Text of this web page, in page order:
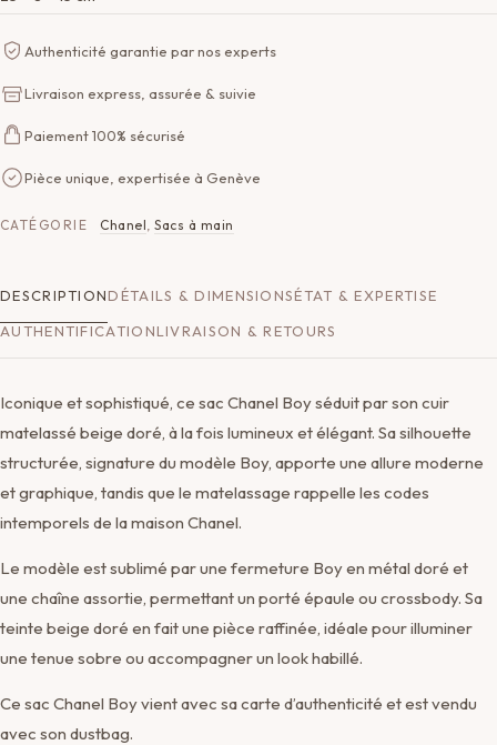
Authenticité garantie par nos experts
Livraison express, assurée & suivie
Paiement 100% sécurisé
Pièce unique, expertisée à Genève
CATÉGORIE Chanel,Sacs à main
DESCRIPTIONDÉTAILS & DIMENSIONSÉTAT & EXPERTISE
AUTHENTIFICATIONLIVRAISON & RETOURS
Iconique et sophistiqué, ce sac Chanel Boy séduit par son cuir
matelassé beige doré, à la fois lumineux et élégant. Sa silhouette
structurée, signature du modèle Boy, apporte une allure moderne
et graphique, tandis que le matelassage rappelle les codes
intemporels de la maison Chanel.
Le modèle est sublimé par une fermeture Boy en métal doré et
une chaîne assortie, permettant un porté épaule ou crossbody. Sa
teinte beige doré en fait une pièce raffinée, idéale pour illuminer
une tenue sobre ou accompagner un look habillé.
Ce sac Chanel Boy vient avec sa carte d’authenticité et est vendu
avec son dustbag.